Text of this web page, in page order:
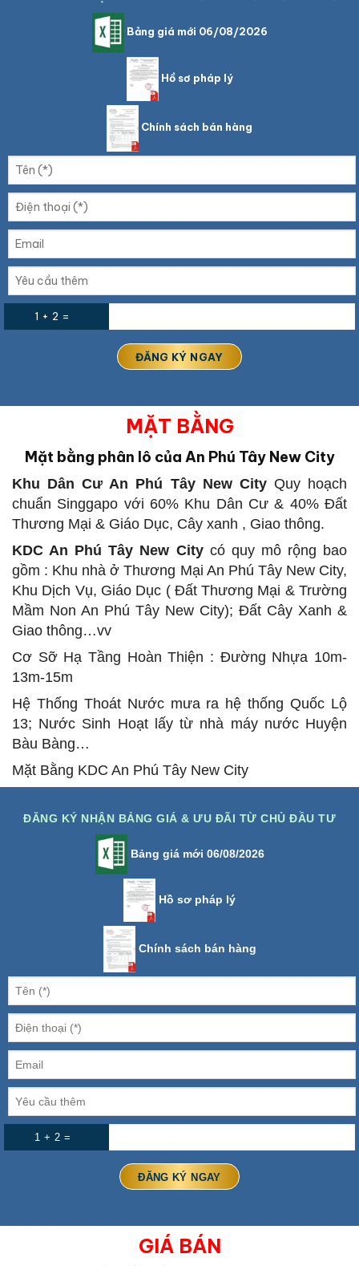
Bảng giá mới 06/08/2026
Hồ sơ pháp lý
Chính sách bán hàng
1 + 2 =
MẶT BẰNG
Mặt bằng phân lô của An Phú Tây New City
Khu Dân Cư An Phú Tây New CityQuy hoạch
chuẩn Singgapo với 60% Khu Dân Cư & 40% Đất
Thương Mại & Giáo Dục, Cây xanh , Giao thông.
KDC An Phú Tây New Citycó quy mô rộng bao
gồm : Khu nhà ở Thương Mại An Phú Tây New City,
Khu Dịch Vụ, Giáo Dục ( Đất Thương Mại & Trường
Mầm Non An Phú Tây New City); Đất Cây Xanh &
Giao thông…vv
Cơ Sỡ Hạ Tầng Hoàn Thiện : Đường Nhựa 10m-
13m-15m
Hệ Thống Thoát Nước mưa ra hệ thống Quốc Lộ
13; Nước Sinh Hoạt lấy từ nhà máy nước Huyện
Bàu Bàng…
Mặt Bằng KDC An Phú Tây New City
ĐĂNG KÝ NHẬN BẢNG GIÁ & ƯU ĐÃI TỪ CHỦ ĐẦU TƯ
Bảng giá mới 06/08/2026
Hồ sơ pháp lý
Chính sách bán hàng
1 + 2 =
GIÁ BÁN